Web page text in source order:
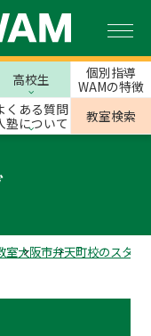
高校生
個別指導
WAMの特徴
くある質問
塾について
教室検索
室大阪市弁天町校のスタッ